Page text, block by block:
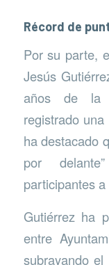
Récord de
Por su parte,
Jesús
años de la
registrado
ha destacado
por
participantes
Gutiérrez ha
entre
subrayando